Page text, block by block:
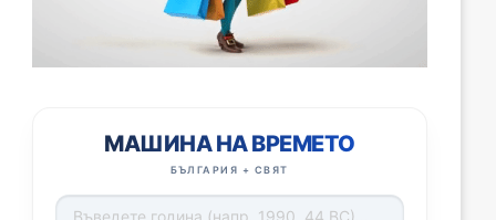
МАШИНА НА ВРЕМЕТО
БЪЛГАРИЯ + СВЯТ